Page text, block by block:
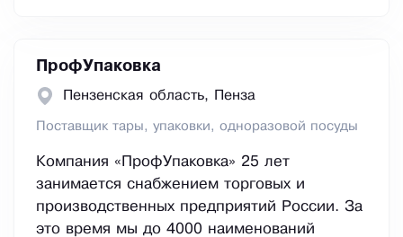
ПрофУпаковка
Пензенская область, Пенза
Поставщик тары, упаковки, одноразовой посуды
Компания «ПрофУпаковка» 25 лет
занимается снабжением торговых и
производственных предприятий России. За
это время мы до 4000 наименований